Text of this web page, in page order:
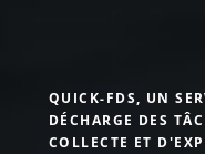
QUICK-FDS, UN
DÉCHARGE DES
COLLECTE ET